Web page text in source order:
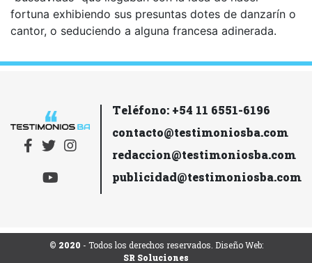
fortuna exhibiendo sus presuntas dotes de danzarín o
cantor, o seduciendo a alguna francesa adinerada.
Teléfono: +54 11 6551-6196
contacto@testimoniosba.com
redaccion@testimoniosba.com
publicidad@testimoniosba.com
© 2020 - Todos los derechos reservados. Diseño Web:
SR Soluciones